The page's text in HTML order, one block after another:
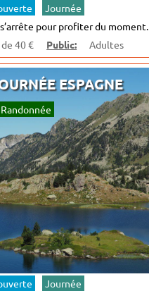
Journée
pour profiter du moment.
40 € Public: Adultes
ESPAGNE
Randonnée
Journée